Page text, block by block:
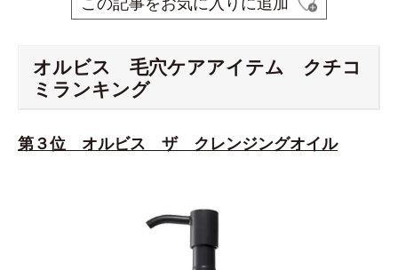
オルビス 毛穴ケアアイテム クチコ
ミランキング
第３位 オルビス ザ クレンジングオイル